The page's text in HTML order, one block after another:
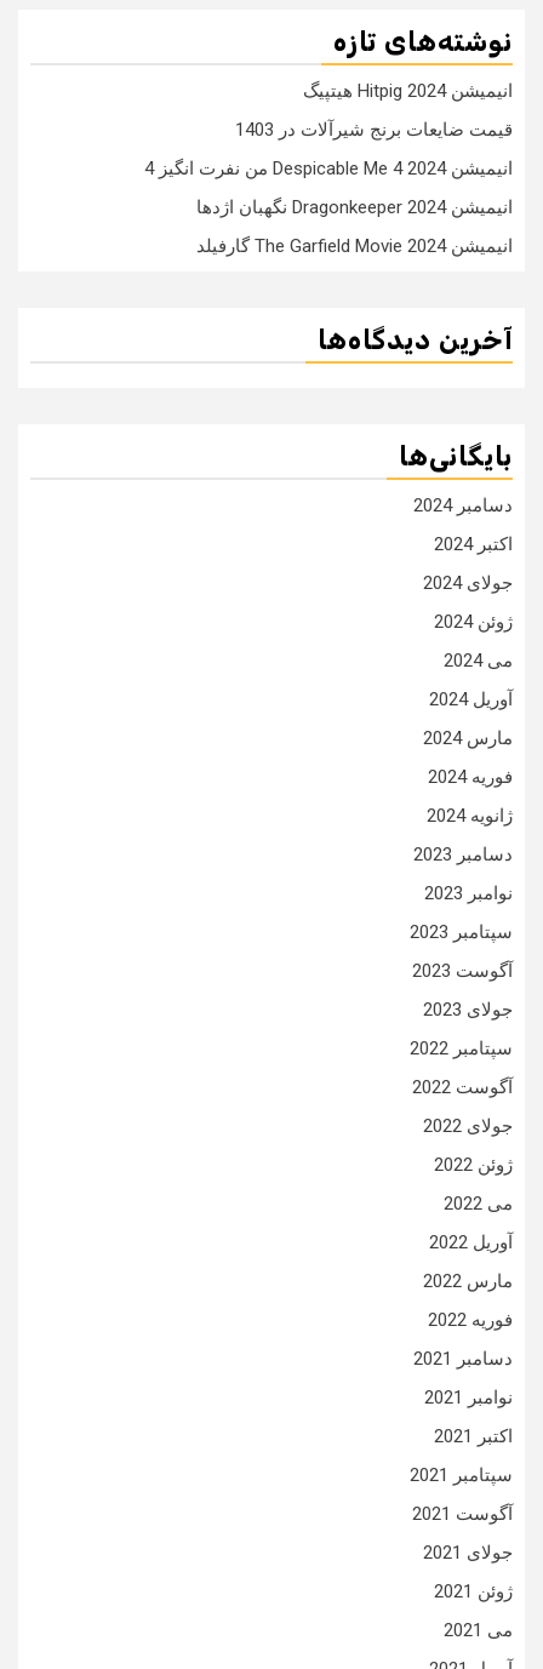
نوشته‌های تازه
انیمیشن Hitpig 2024 هیتپیگ
قیمت ضایعات برنج شیرآلات در 1403
انیمیشن Despicable Me 4 2024 من نفرت انگیز 4
انیمیشن Dragonkeeper 2024 نگهبان اژدها
انیمیشن The Garfield Movie 2024 گارفیلد
آخرین دیدگاه‌ها
بایگانی‌ها
دسامبر 2024
اکتبر 2024
جولای 2024
ژوئن 2024
می 2024
آوریل 2024
مارس 2024
فوریه 2024
ژانویه 2024
دسامبر 2023
نوامبر 2023
سپتامبر 2023
آگوست 2023
جولای 2023
سپتامبر 2022
آگوست 2022
جولای 2022
ژوئن 2022
می 2022
آوریل 2022
مارس 2022
فوریه 2022
دسامبر 2021
نوامبر 2021
اکتبر 2021
سپتامبر 2021
آگوست 2021
جولای 2021
ژوئن 2021
می 2021